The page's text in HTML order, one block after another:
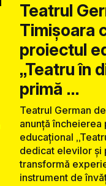
Teatrul
Timișoara
proiectul
„Teatru în
primă …
Teatrul German
anunță
educațional
dedicat elevilor și
transformă
instrument de